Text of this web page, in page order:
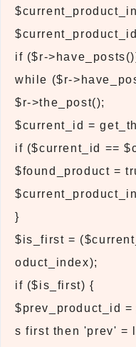
if ($r-
while ($r-
$r->the_post();
$current_id =
if ($current_id ==
$found_product =
}
$is_first =
oduct_index);
if ($is_first) {
$prev_product_id
s first then 'prev' =